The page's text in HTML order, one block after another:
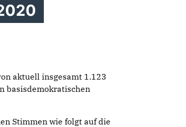
aktuell insgesamt 1.123
basisdemokratischen
Stimmen wie folgt auf die